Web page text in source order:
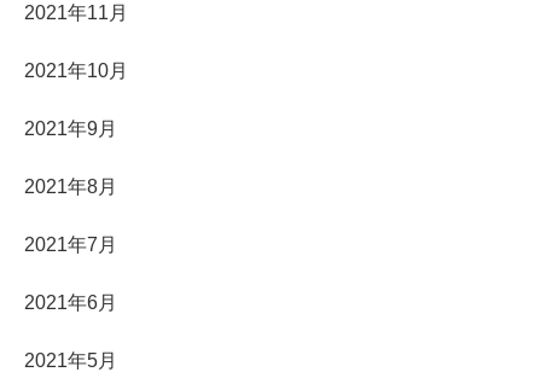
2021年11月
2021年10月
2021年9月
2021年8月
2021年7月
2021年6月
2021年5月